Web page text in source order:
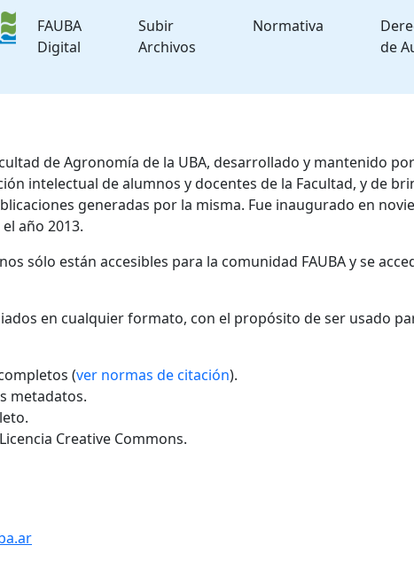
FAUBA
Digital
Subir
Archivos
Normativa
de
de Agronomía de la UBA, desarrollado y mantenido
intelectual de alumnos y docentes de la Facultad, y de
generadas por la misma. Fue inaugurado en
año 2013.
sólo están accesibles para la comunidad FAUBA y se
en cualquier formato, con el propósito de ser usado
(ver normas de citación).
metadatos.
Creative Commons.